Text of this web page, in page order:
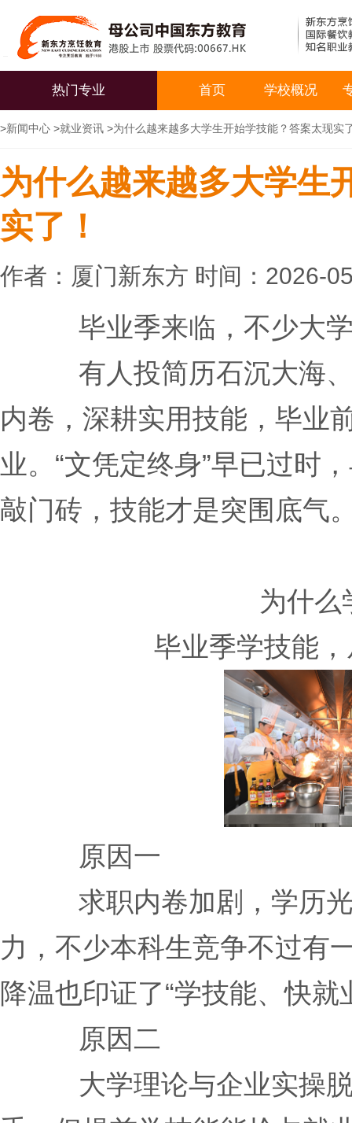
热门专业 首页 学校概况
>新闻中心 >就业资讯 >为什么越来越多大学生开始学技能？答案太现实
为什么越来越多大学生
实了！
作者：厦门新东方 时间：2026-
毕业季来临，不少大学
有人投简历石沉大海
内卷，深耕实用技能，毕业
业。“文凭定终身”早已过时
敲门砖，技能才是突围底气
为什么
毕业季学技能，
原因一
求职内卷加剧，学历
力，不少本科生竞争不过有
降温也印证了“学技能、快就
原因二
大学理论与企业实操